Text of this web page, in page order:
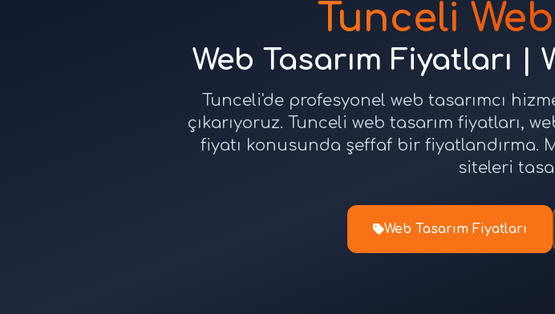
Tunceli
Web Tasarım Fiyatları |
Tunceli'de profesyonel web tasarımcı
çıkarıyoruz. Tunceli web tasarım fiyatları,
fiyatı konusunda şeffaf bir fiyatlandırma.
siteleri
Web Tasarım Fiyatları